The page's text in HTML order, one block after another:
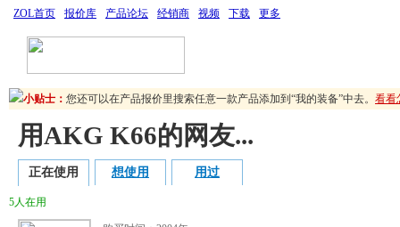
ZOL首页 报价库 产品论坛 经销商 视频 下载 更多
小贴士：
您可以通过“点评装备”来提升您的装备值与等级！写下您的使用经验
您可以通过“点评装备”来提升您的装备值与等级！写下您的使用经验
您还可以在产品报价里搜索任意一款产品添加到“我的装备”中去。 看看
用AKG K66的网友...
正在使用 想使用 用过
5人在用